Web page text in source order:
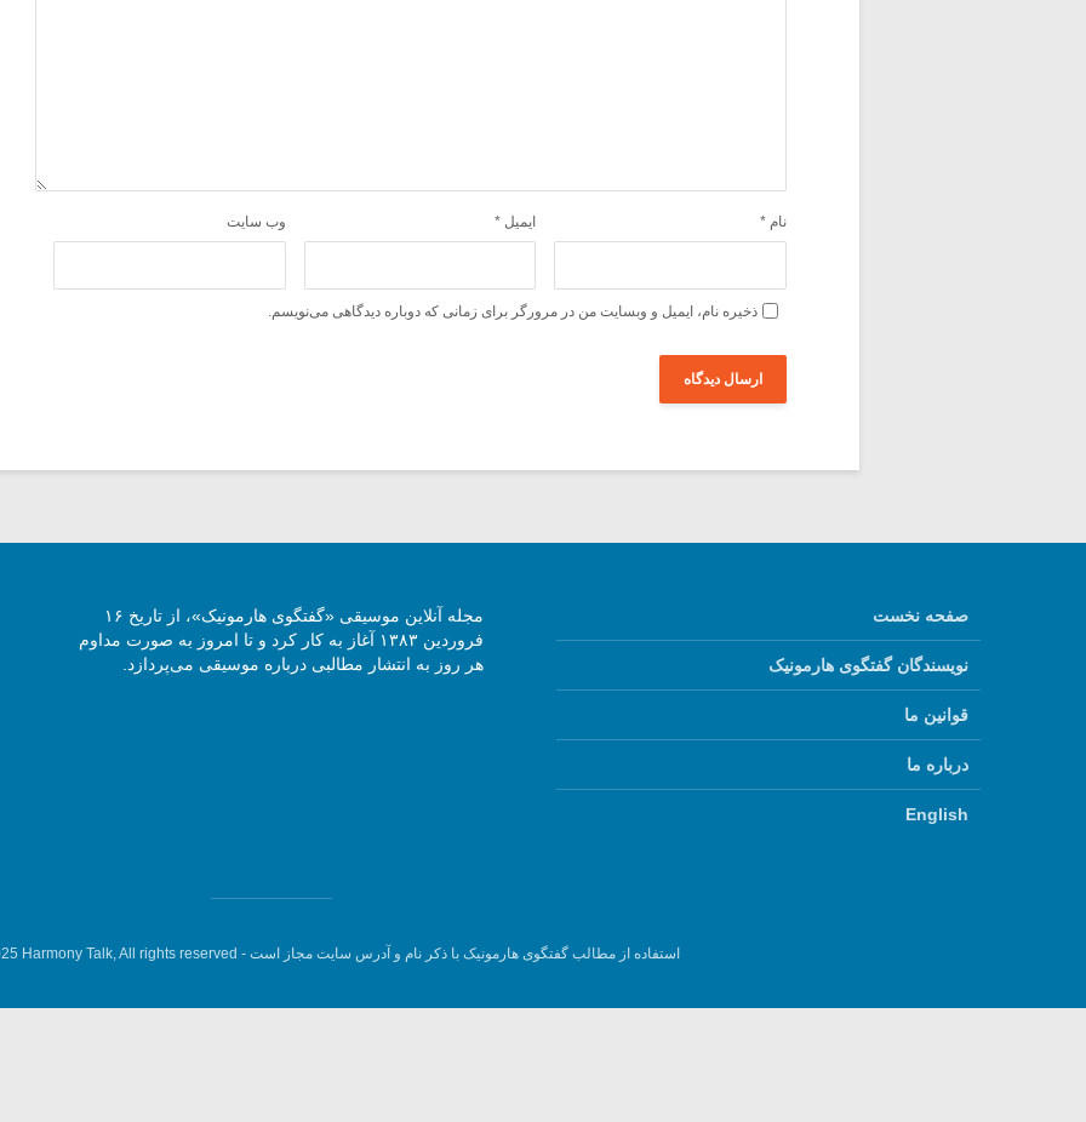
نام * ایمیل * وب‌ سایت
ذخیره نام، ایمیل و وبسایت من در مرورگر برای زمانی که دوباره دیدگاهی می‌نویسم.
صفحه نخست
نویسندگان گفتگوی هارمونیک
قوانین ما
درباره ما
English
مجله آنلاین موسیقی «گفتگوی هارمونیک»، از تاریخ ۱۶
فروردین ۱۳۸۳ آغاز به کار کرد و تا امروز به صورت مداوم
هر روز به انتشار مطالبی درباره موسیقی می‌پردازد.
استفاده از مطالب گفتگوی هارمونیک با ذکر نام و آدرس سایت مجاز است - Harmony Talk, All rights reserved.